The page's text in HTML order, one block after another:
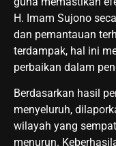
H. Imam Sujono
dan pemantauan
terdampak, hal ini
perbaikan dalam
Berdasarkan hasil
menyeluruh,
wilayah yang
menurun.